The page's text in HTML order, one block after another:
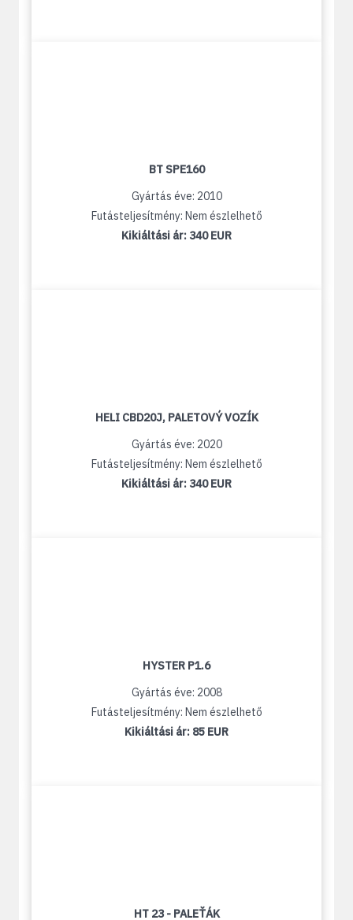
BT SPE160
Gyártás éve: 2010
Futásteljesítmény: Nem észlelhető
Kikiáltási ár: 340 EUR
HELI CBD20J, PALETOVÝ VOZÍK
Gyártás éve: 2020
Futásteljesítmény: Nem észlelhető
Kikiáltási ár: 340 EUR
HYSTER P1.6
Gyártás éve: 2008
Futásteljesítmény: Nem észlelhető
Kikiáltási ár: 85 EUR
HT 23 - PALEŤÁK